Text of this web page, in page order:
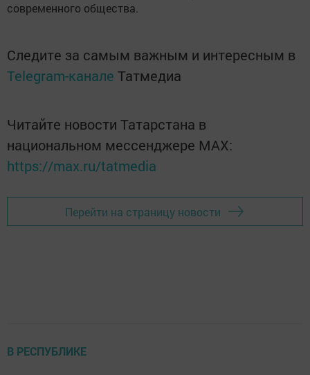
современного общества.
Следите за самым важным и интересным в
Telegram-канале Татмедиа
Читайте новости Татарстана в
национальном мессенджере MАХ:
https://max.ru/tatmedia
Перейти на страницу новости
В РЕСПУБЛИКЕ